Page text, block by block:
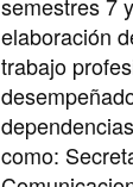
elaboración
trabajo
como: